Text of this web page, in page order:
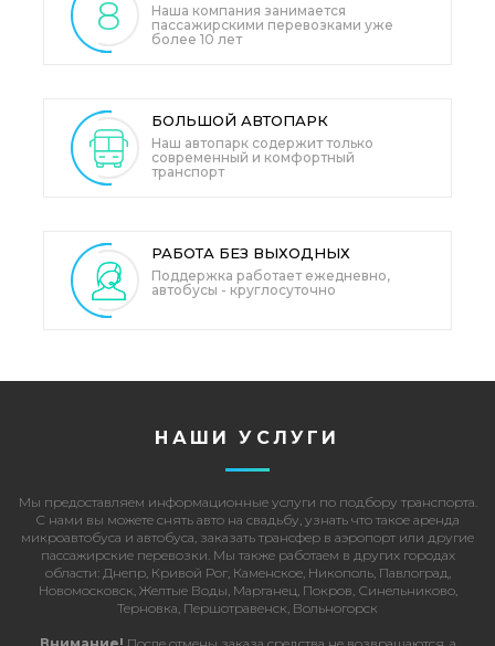
8
Наша компания занимается
пассажирскими перевозками уже
более 10 лет
БОЛЬШОЙ АВТОПАРК
Наш автопарк содержит только
современный и комфортный
транспорт
РАБОТА БЕЗ ВЫХОДНЫХ
Поддержка работает ежедневно,
автобусы - круглосуточно
НАШИ УСЛУГИ
Мы предоставляем информационные услуги по подбору транспорта.
С нами вы можете снять авто на свадьбу, узнать что такое аренда
микроавтобуса и автобуса, заказать трансфер в аэропорт или другие
пассажирские перевозки. Мы также работаем в других городах
области: Днепр, Кривой Рог, Каменское, Никополь, Павлоград,
Новомосковск, Желтые Воды, Марганец, Покров, Синельниково,
Терновка, Першотравенск, Вольногорск